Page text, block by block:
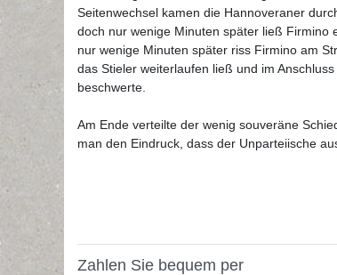
Seitenwechsel kamen die Hannoveraner
doch nur wenige Minuten später ließ Firmino
nur wenige Minuten später riss Firmino am
das Stieler weiterlaufen ließ und im
beschwerte.
Am Ende verteilte der wenig souveräne
man den Eindruck, dass der Unparteiische
Zahlen Sie bequem per